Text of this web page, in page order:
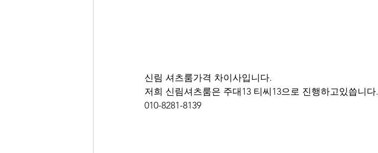
신림 셔츠룸가격 차이사입니다.
저희 신림셔츠룸은 주대13 티씨13으로 진행하고있씁니다.
010-8281-8139